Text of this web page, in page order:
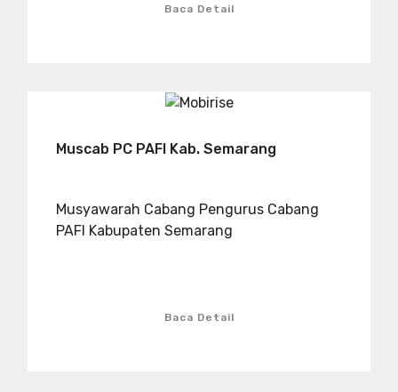
Baca Detail
Muscab PC PAFI Kab. Semarang
Musyawarah Cabang Pengurus Cabang
PAFI Kabupaten Semarang
Baca Detail